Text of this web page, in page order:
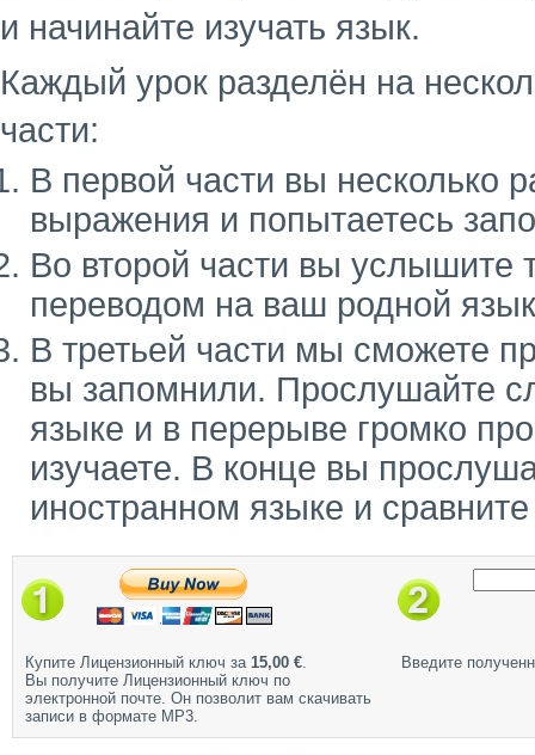
и начинайте изучать язык.
Каждый урок разделён на
части:
В первой части вы несколько
выражения и попытаетесь
Во второй части вы услышите
переводом на ваш родной
В третьей части мы сможете
вы запомнили. Прослушайте
языке и в перерыве громко
изучаете. В конце вы
иностранном языке и
Купите Лицензионный ключ за 15,00 €.
Вы получите Лицензионный ключ по
электронной почте. Он позволит вам скачивать
записи в формате MP3.
Введите